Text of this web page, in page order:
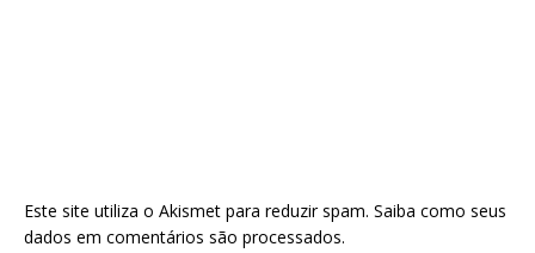
Este site utiliza o Akismet para reduzir spam. Saiba como seus
dados em comentários são processados.